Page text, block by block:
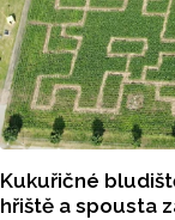
Kukuřičné
hřiště a spousta